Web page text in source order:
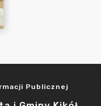
Publicznej